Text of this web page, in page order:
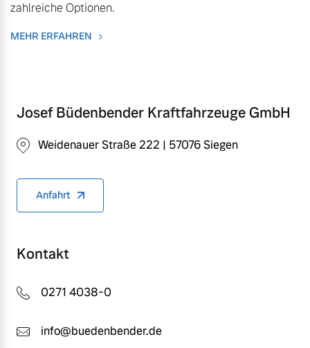
zahlreiche Optionen.
MEHR ERFAHREN
Josef Büdenbender Kraftfahrzeuge GmbH
Weidenauer Straße 222 | 57076 Siegen
Anfahrt
Kontakt
0271 4038-0
info@buedenbender.de